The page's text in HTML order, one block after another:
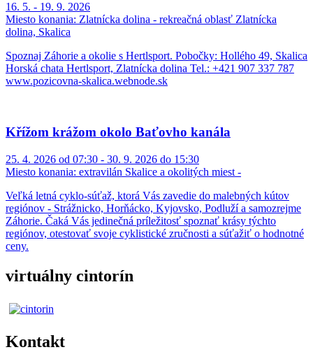
16. 5. - 19. 9. 2026
Miesto konania: Zlatnícka dolina - rekreačná oblasť Zlatnícka
dolina, Skalica
Spoznaj Záhorie a okolie s Hertlsport. Pobočky: Hollého 49, Skalica
Horská chata Hertlsport, Zlatnícka dolina Tel.: +421 907 337 787
www.pozicovna-skalica.webnode.sk
Křížom krážom okolo Baťovho kanála
25. 4. 2026 od 07:30 - 30. 9. 2026 do 15:30
Miesto konania: extravilán Skalice a okolitých miest -
Veľká letná cyklo-súťaž, ktorá Vás zavedie do malebných kútov
regiónov - Strážnicko, Horňácko, Kyjovsko, Podluží a samozrejme
Záhorie. Čaká Vás jedinečná príležitosť spoznať krásy týchto
regiónov, otestovať svoje cyklistické zručnosti a súťažiť o hodnotné
ceny.
virtuálny cintorín
Kontakt